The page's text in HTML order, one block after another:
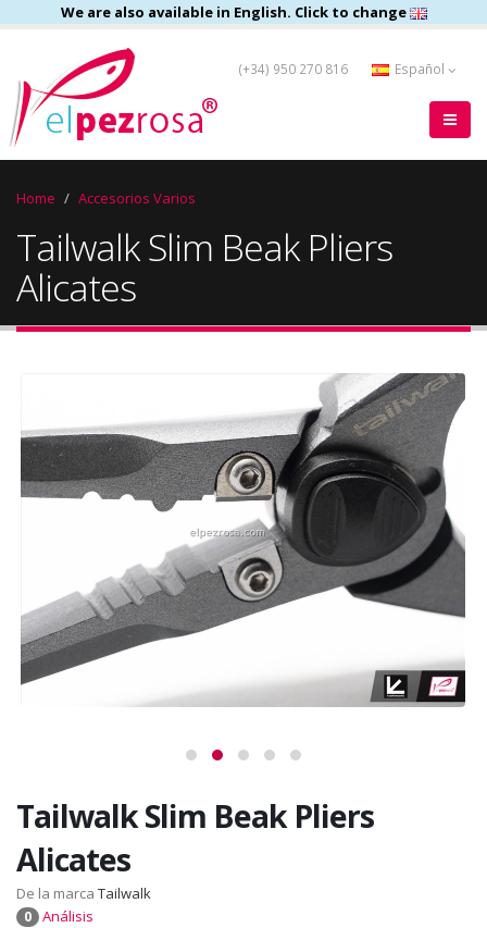
We are also available in English. Click to change
(+34) 950 270 816 Español
Home Accesorios Varios
Tailwalk Slim Beak Pliers
Alicates
Tailwalk Slim Beak Pliers
Alicates
De la marca Tailwalk
0 Análisis